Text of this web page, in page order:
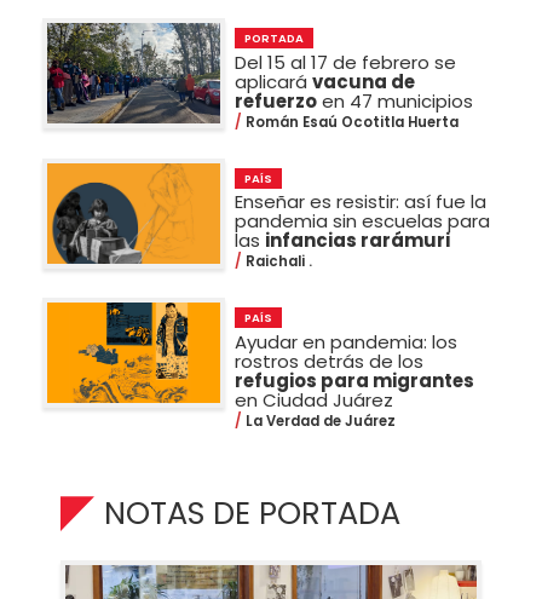
PORTADA
Del 15 al 17 de febrero se
aplicarávacuna de
refuerzoen 47 municipios
Román Esaú Ocotitla Huerta
PAÍS
Enseñar es resistir: así fue la
pandemia sin escuelas para
las infancias rarámuri
Raichali .
PAÍS
Ayudar en pandemia: los
rostros detrás de los
refugios para migrantes
en Ciudad Juárez
La Verdad de Juárez
NOTAS DE PORTADA